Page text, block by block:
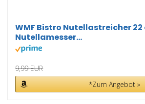
WMF Bistro Nutellastreicher 22
Nutellamesser...
9,99 EUR
*Zum Angebot »